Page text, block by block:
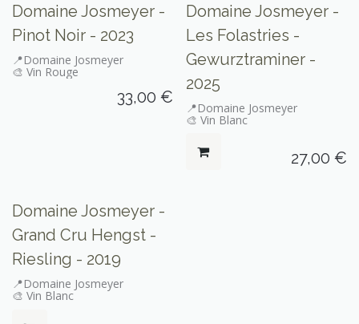
Domaine Josmeyer -
Pinot Noir - 2023
📍Domaine Josmeyer
🎨 Vin Rouge
33,00 €
Domaine Josmeyer -
Les Folastries -
Gewurztraminer -
2025
📍Domaine Josmeyer
🎨 Vin Blanc
27,00 €
Domaine Josmeyer -
Grand Cru Hengst -
Riesling - 2019
📍Domaine Josmeyer
🎨 Vin Blanc